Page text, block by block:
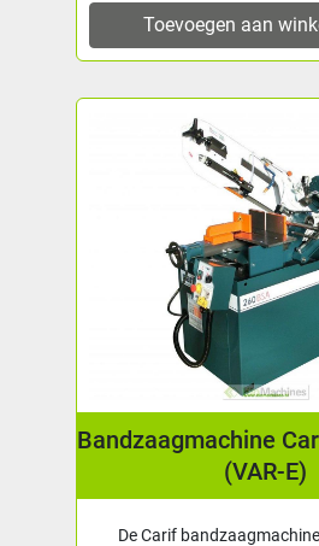
Toevoegen aan
Bandzaagmachine
(VAR-E)
De Carif